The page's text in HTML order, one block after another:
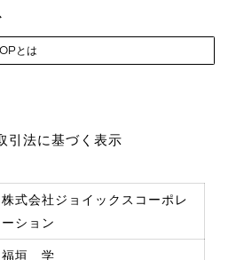
引法に基づく表示
株式会社ジョイックスコーポレ
ーション
福垣 学